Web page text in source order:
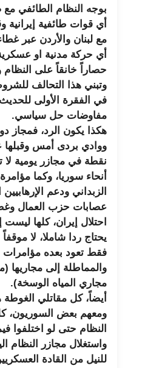
بوجه النظام الطائفي
أي قوات طائفية إيرانية
مع لبنان والأردن عبر
أي حركة مدنية او
حصاراً خانقاً على النظام
وتبني هذا التحالف
في الفقرة الأولى
مفاوضات حل سياسي.
هكذا يكون الرد، فمجاز
ووادي بردى أمس
نقطة في مجازر يومية
أنحاء سوريا، وكما
الزبداني ودعم
عصابات حزب العمال
احتلال إيران، كلها ليست
يحتاج ردا شاملا، لا موقفاً
فقط تعود بعده مؤامرات
والمماطلة إلى مجاريها
مجاري المياه الوسخة).
أيضاً، كل مقاتلي
ومعهم بعض السوريون،
النظام حتى لو اختلفوا
واستغلال مجازر النظام
للنيل من القادة